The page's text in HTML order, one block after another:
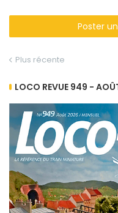
Poster
Plus récente
LOCO REVUE 949 -